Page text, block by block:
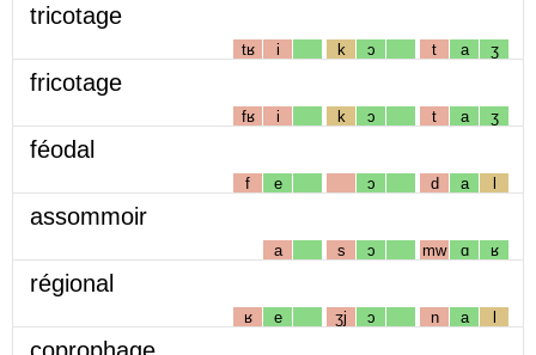
tricotage
tʁ i k ɔ t a ʒ
fricotage
fʁ i k ɔ t a ʒ
féodal
f e ɔ d a l
assommoir
a s ɔ mw ɑ ʁ
régional
ʁ e ʒj ɔ n a l
coprophage